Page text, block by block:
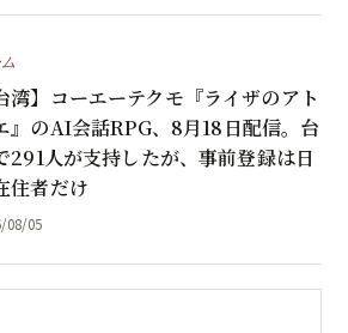
湾】コーエーテクモ『ライザのアト
』のAI会話RPG、8月18日配信。台
291人が支持したが、事前登録は日
住者だけ
08/05